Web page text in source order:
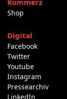
Kommerz
Shop
Digital
Facebook
Twitter
Youtube
Instagram
Pressearchiv
LinkedIn